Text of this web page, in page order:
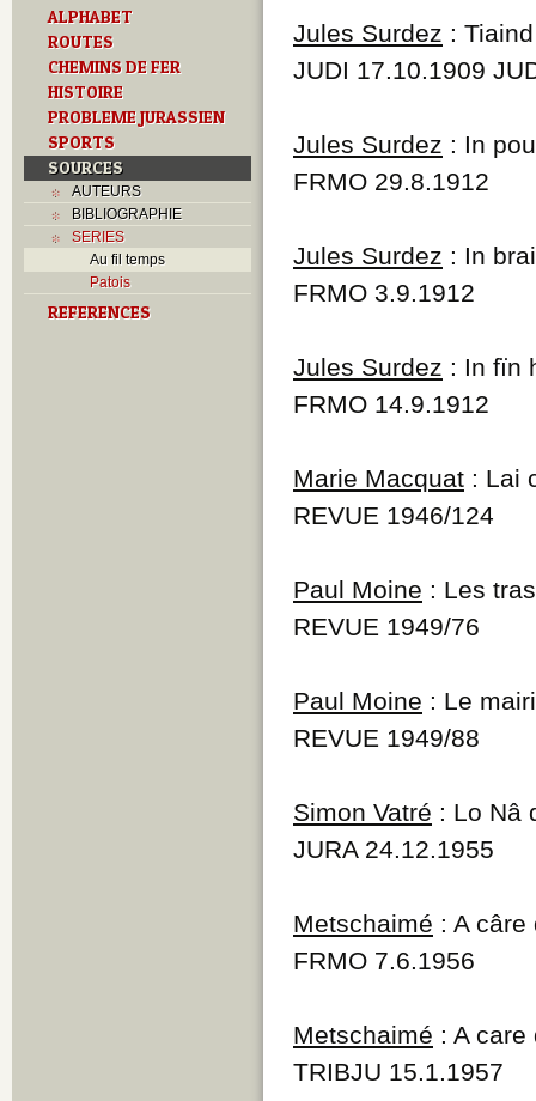
ALPHABET
ROUTES
CHEMINS DE FER
HISTOIRE
PROBLEME JURASSIEN
SPORTS
SOURCES
AUTEURS
BIBLIOGRAPHIE
SERIES
Au fil temps
Patois
REFERENCES
Jules Surdez :
JUDI 17.10.1909
Jules Surdez : In
FRMO 29.8.1912
Jules Surdez : In
FRMO 3.9.1912
Jules Surdez : In fïn
FRMO 14.9.1912
Marie Macquat : Lai
REVUE 1946/124
Paul Moine : Les
REVUE 1949/76
Paul Moine : Le
REVUE 1949/88
Simon Vatré : Lo Nâ
JURA 24.12.1955
Metschaimé : A câre
FRMO 7.6.1956
Metschaimé : A
TRIBJU 15.1.1957